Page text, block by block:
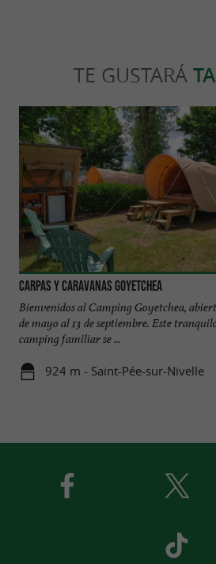
TE GUSTARÁ
Carpas y Caravanas Goyetchea
Bienvenidos al Camping Goyetchea,
de mayo al 13 de septiembre. Este
camping familiar se ...
924 m - Saint-Pée-sur-Nivelle